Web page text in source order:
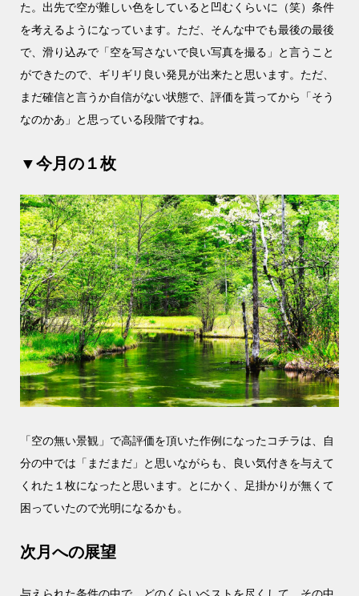
た。出先で空が難しい色をしていると凹むくらいに（笑）条件
を考えるようになっています。ただ、そんな中でも最後の最後
で、滑り込みで「空を写さないで良い写真を撮る」と言うこと
ができたので、ギリギリ良い発見が出来たと思います。ただ、
まだ確信と言うか自信がない状態で、評価を貰ってから「そう
なのかあ」と思っている段階ですね。
▼今月の１枚
「空の無い景観」で高評価を頂いた作例になったコチラは、自
分の中では「まだまだ」と思いながらも、良い気付きを与えて
くれた１枚になったと思います。とにかく、足掛かりが無くて
困っていたので光明になるかも。
次月への展望